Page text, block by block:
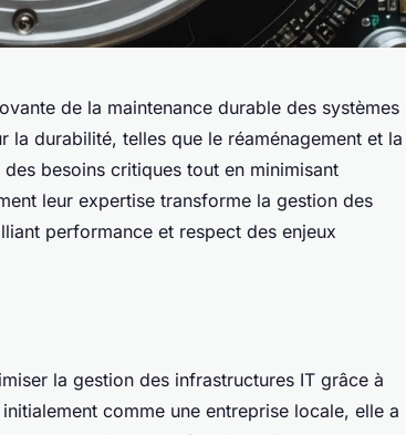
de la maintenance durable des systèmes
la durabilité, telles que le réaménagement et la
besoins critiques tout en minimisant
leur expertise transforme la gestion des
performance et respect des enjeux
la gestion des infrastructures IT grâce à
comme une entreprise locale, elle a